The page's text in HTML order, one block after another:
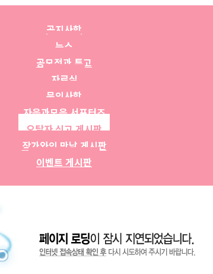
공지사항
뉴스
공모전과 투고
자료실
문의사항
자음과모음 서포터즈
오탈자 신고 게시판
작가와의 만남 게시판
이벤트 게시판